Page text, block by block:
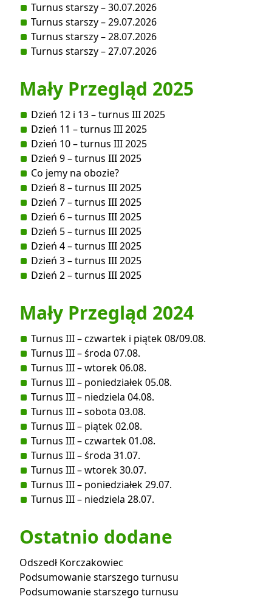
Turnus starszy – 30.07.2026
Turnus starszy – 29.07.2026
Turnus starszy – 28.07.2026
Turnus starszy – 27.07.2026
Mały Przegląd 2025
Dzień 12 i 13 – turnus III 2025
Dzień 11 – turnus III 2025
Dzień 10 – turnus III 2025
Dzień 9 – turnus III 2025
Co jemy na obozie?
Dzień 8 – turnus III 2025
Dzień 7 – turnus III 2025
Dzień 6 – turnus III 2025
Dzień 5 – turnus III 2025
Dzień 4 – turnus III 2025
Dzień 3 – turnus III 2025
Dzień 2 – turnus III 2025
Mały Przegląd 2024
Turnus III – czwartek i piątek 08/09.08.
Turnus III – środa 07.08.
Turnus III – wtorek 06.08.
Turnus III – poniedziałek 05.08.
Turnus III – niedziela 04.08.
Turnus III – sobota 03.08.
Turnus III – piątek 02.08.
Turnus III – czwartek 01.08.
Turnus III – środa 31.07.
Turnus III – wtorek 30.07.
Turnus III – poniedziałek 29.07.
Turnus III – niedziela 28.07.
Ostatnio dodane
Odszedł Korczakowiec
Podsumowanie starszego turnusu
Podsumowanie starszego turnusu